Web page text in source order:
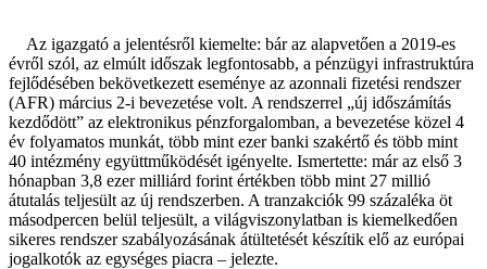
Az igazgató a jelentésről kiemelte: bár az alapvetően a 2019-es
évről szól, az elmúlt időszak legfontosabb, a pénzügyi infrastruktúra
fejlődésében bekövetkezett eseménye az azonnali fizetési rendszer
(AFR) március 2-i bevezetése volt. A rendszerrel „új időszámítás
kezdődött” az elektronikus pénzforgalomban, a bevezetése közel 4
év folyamatos munkát, több mint ezer banki szakértő és több mint
40 intézmény együttműködését igényelte. Ismertette: már az első 3
hónapban 3,8 ezer milliárd forint értékben több mint 27 millió
átutalás teljesült az új rendszerben. A tranzakciók 99 százaléka öt
másodpercen belül teljesült, a világviszonylatban is kiemelkedően
sikeres rendszer szabályozásának átültetését készítik elő az európai
jogalkotók az egységes piacra – jelezte.